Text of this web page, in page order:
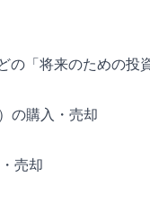
「将来のための投
の購入・売却
売却